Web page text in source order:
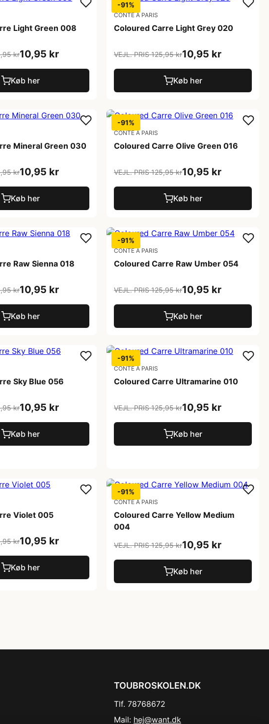
Light Green 008
kr10,95 kr
Køb her
-91%
CONTE A PARIS
Coloured Carre Light Grey 020
VEJL. PRIS 125,95 kr10,95 kr
Køb her
Mineral Green 030
kr10,95 kr
Køb her
-91%
CONTE A PARIS
Coloured Carre Olive Green 016
VEJL. PRIS 125,95 kr10,95 kr
Køb her
Raw Sienna 018
kr10,95 kr
Køb her
-91%
CONTE A PARIS
Coloured Carre Raw Umber 054
VEJL. PRIS 125,95 kr10,95 kr
Køb her
Sky Blue 056
kr10,95 kr
Køb her
-91%
CONTE A PARIS
Coloured Carre Ultramarine 010
VEJL. PRIS 125,95 kr10,95 kr
Køb her
Violet 005
kr10,95 kr
Køb her
-91%
CONTE A PARIS
Coloured Carre Yellow Medium
004
VEJL. PRIS 125,95 kr10,95 kr
Køb her
TOUBROSKOLEN.DK
Tlf. 78768672
Mail: hej@want.dk